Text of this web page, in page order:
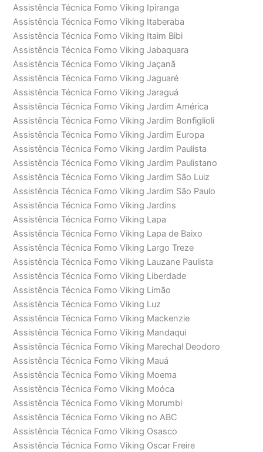
Assistência Técnica Forno Viking Ipiranga
Assistência Técnica Forno Viking Itaberaba
Assistência Técnica Forno Viking Itaim Bibi
Assistência Técnica Forno Viking Jabaquara
Assistência Técnica Forno Viking Jaçanã
Assistência Técnica Forno Viking Jaguaré
Assistência Técnica Forno Viking Jaraguá
Assistência Técnica Forno Viking Jardim América
Assistência Técnica Forno Viking Jardim Bonfiglioli
Assistência Técnica Forno Viking Jardim Europa
Assistência Técnica Forno Viking Jardim Paulista
Assistência Técnica Forno Viking Jardim Paulistano
Assistência Técnica Forno Viking Jardim São Luiz
Assistência Técnica Forno Viking Jardim São Paulo
Assistência Técnica Forno Viking Jardins
Assistência Técnica Forno Viking Lapa
Assistência Técnica Forno Viking Lapa de Baixo
Assistência Técnica Forno Viking Largo Treze
Assistência Técnica Forno Viking Lauzane Paulista
Assistência Técnica Forno Viking Liberdade
Assistência Técnica Forno Viking Limão
Assistência Técnica Forno Viking Luz
Assistência Técnica Forno Viking Mackenzie
Assistência Técnica Forno Viking Mandaqui
Assistência Técnica Forno Viking Marechal Deodoro
Assistência Técnica Forno Viking Mauá
Assistência Técnica Forno Viking Moema
Assistência Técnica Forno Viking Moóca
Assistência Técnica Forno Viking Morumbi
Assistência Técnica Forno Viking no ABC
Assistência Técnica Forno Viking Osasco
Assistência Técnica Forno Viking Oscar Freire